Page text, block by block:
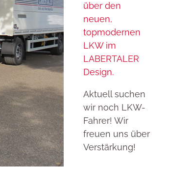
über den
neuen,
topmodernen
LKW im
LABERTALER
Design.
Aktuell suchen
wir noch LKW-
Fahrer! Wir
freuen uns über
Verstärkung!